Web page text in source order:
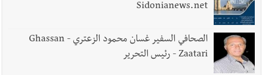
Sidonianews.net
الصحافي السفير غسان محمود الزعتري - Ghassan
Zaatari - رئيس التحرير